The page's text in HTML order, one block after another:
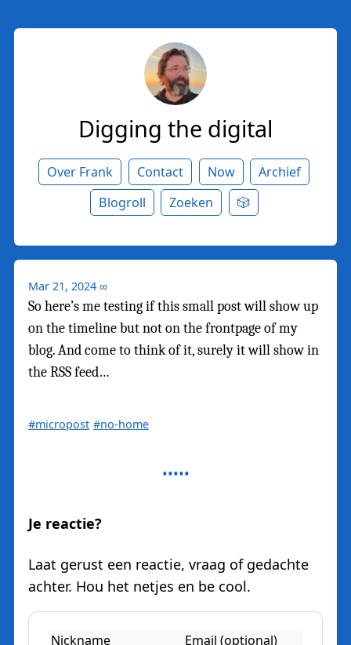
Digging the digital
Over Frank Contact Now
Archief
Blogroll
Zoeken 🎲
Mar 21, 2024 ∞
So here’s me testing if this small post will show up
on the timeline but not on the frontpage of my
blog. And come to think of it, surely it will show in
the RSS feed…
#micropost #no-home
Je reactie?
Laat gerust een reactie, vraag of gedachte
achter. Hou het netjes en be cool.